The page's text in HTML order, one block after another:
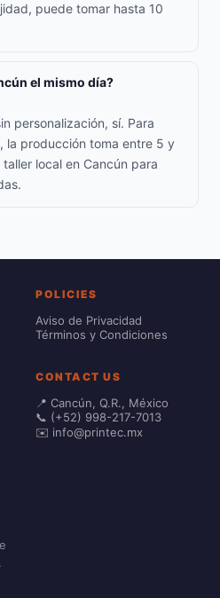
puede tomar hasta 10
el mismo día?
personalización, sí. Para
la producción toma entre 5 y
local en Cancún para
POLICIES
Aviso de Privacidad
Términos y Condiciones
CONTACT US
📍 Cancún, Q.R., México
📞 (+52) 998-217-7013
✉️ info@printec.mx